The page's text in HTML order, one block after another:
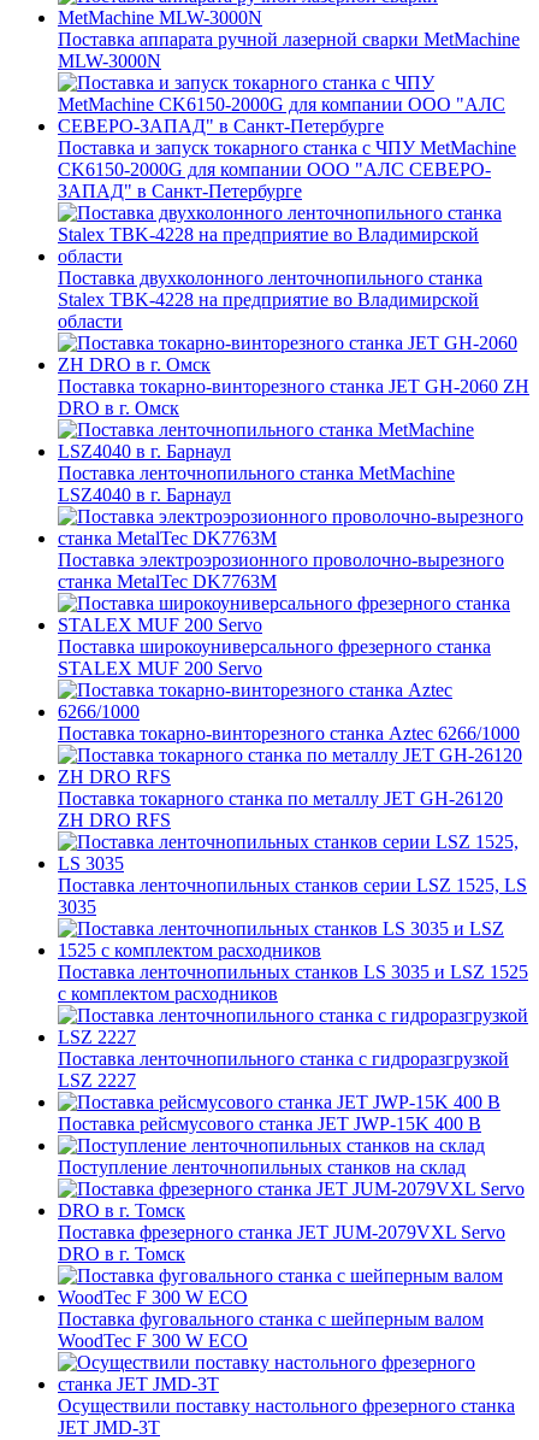
Поставка аппарата ручной лазерной сварки MetMachine
MLW-3000N
Поставка и запуск токарного станка с ЧПУ MetMachine
CK6150-2000G для компании ООО "АЛС СЕВЕРО-
ЗАПАД" в Санкт-Петербурге
Поставка двухколонного ленточнопильного станка
Stalex TBK-4228 на предприятие во Владимирской
области
Поставка токарно-винторезного станка JET GH-2060 ZH
DRO в г. Омск
Поставка ленточнопильного станка MetMachine
LSZ4040 в г. Барнаул
Поставка электроэрозионного проволочно-вырезного
станка MetalTec DK7763M
Поставка широкоуниверсального фрезерного станка
STALEX MUF 200 Servo
Поставка токарно-винторезного станка Aztec 6266/1000
Поставка токарного станка по металлу JET GH-26120
ZH DRO RFS
Поставка ленточнопильных станков серии LSZ 1525, LS
3035
Поставка ленточнопильных станков LS 3035 и LSZ 1525
с комплектом расходников
Поставка ленточнопильного станка c гидроразгрузкой
LSZ 2227
Поставка рейсмусового станка JET JWP-15K 400 В
Поступление ленточнопильных станков на склад
Поставка фрезерного станка JET JUM-2079VXL Servo
DRO в г. Томск
Поставка фуговального станка с шейперным валом
WoodTec F 300 W ECO
Осуществили поставку настольного фрезерного станка
JET JMD-3T